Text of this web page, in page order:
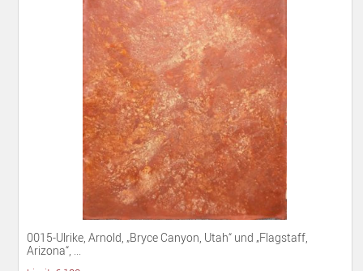
0015-Ulrike, Arnold, „Bryce Canyon, Utah“ und „Flagstaff,
Arizona“, ...